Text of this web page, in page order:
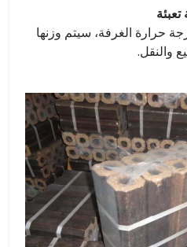
تعبئة
حرارة الغرفة، سيتم وزنها
والنقل.